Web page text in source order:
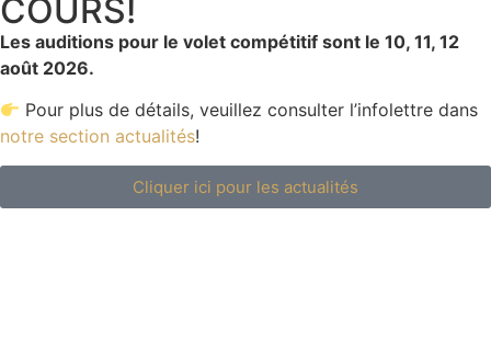
COURS!
Les auditions pour le volet compétitif sont le 10, 11, 12
août 2026.
Pour plus de détails, veuillez consulter l’infolettre dans
notre section actualités!
Cliquer ici pour les actualités